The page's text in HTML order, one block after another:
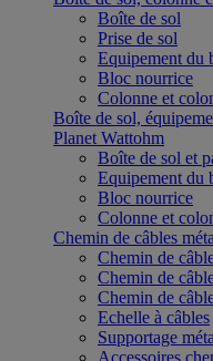
Boîte de sol
Prise de sol
Equipement du
Bloc nourrice
Colonne et
Boîte de sol,
Planet Wattohm
Boîte de sol et
Equipement du
Bloc nourrice
Colonne et
Chemin de câbles
Chemin de
Chemin de
Chemin de
Echelle à câbles
Supportage
Accessoires